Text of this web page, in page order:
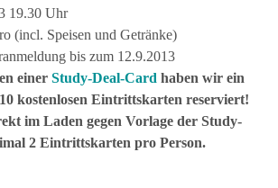
19.30 Uhr
(incl. Speisen und Getränke)
bis zum 12.9.2013
einer Study-Deal-Card haben wir ein
kostenlosen Eintrittskarten reserviert!
im Laden gegen Vorlage der Study-
2 Eintrittskarten pro Person.